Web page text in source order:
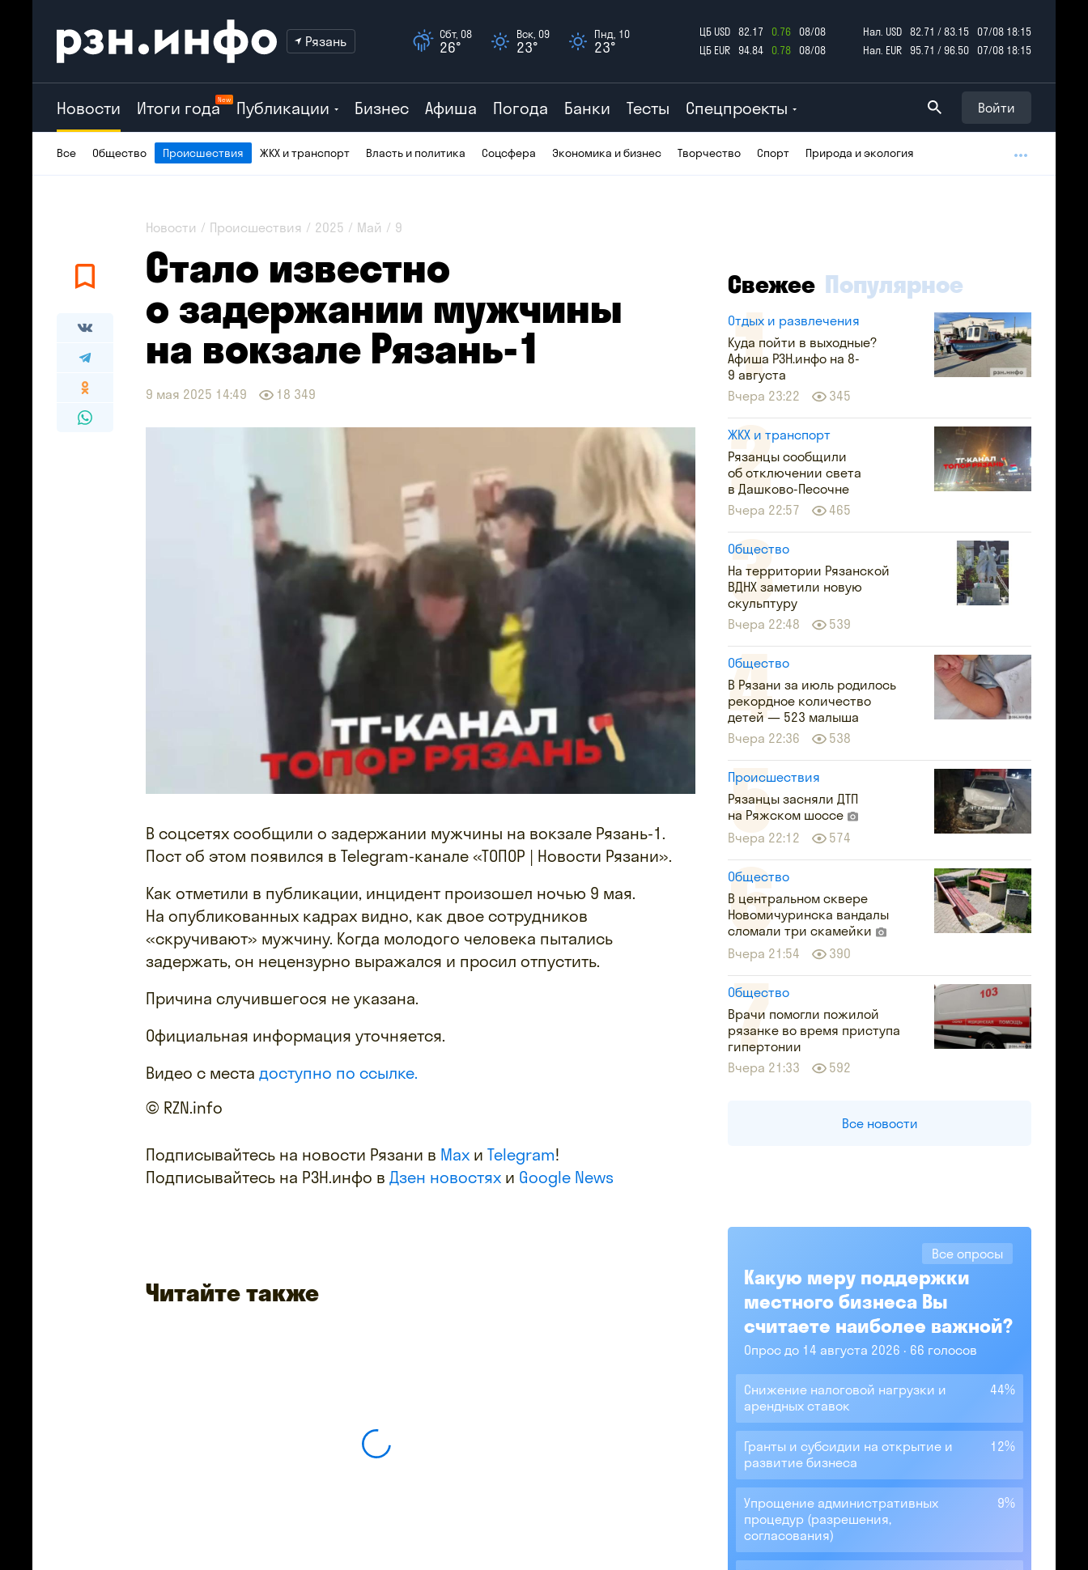
Рязань Сбт, 08
26°
Вск, 09
23°
Пнд, 10
23°
ЦБ USD 82.17 0.76
08/08
ЦБ EUR
94.84 0.78 08/08
Нал. USD 82.71 / 83.15
07/08 18:15
Нал. EUR
95.71 / 96.50 07/08 18:15
Новости Итоги годаNew Публикации Бизнес Афиша Погода Банки Тесты Спецпроекты Войти
Все Общество Происшествия ЖКХ и транспорт Власть и политика Соцсфера Экономика и бизнес Творчество Спорт Природа и экология
Новости Происшествия 2025 Май 9
Стало известно
о задержании мужчины
на вокзале Рязань-1
9 мая 2025 14:49 18 349
В соцсетях сообщили о задержании мужчины на вокзале Рязань-1.
Пост об этом появился в Telegram-канале «ТОПОР | Новости Рязани».
Как отметили в публикации, инцидент произошел ночью 9 мая.
На опубликованных кадрах видно, как двое сотрудников
«скручивают» мужчину. Когда молодого человека пытались
задержать, он нецензурно выражался и просил отпустить.
Причина случившегося не указана.
Официальная информация уточняется.
Видео с места доступно по ссылке.
© RZN.info
Подписывайтесь на новости Рязани в Max и Telegram!
Подписывайтесь на РЗН.инфо в Дзен новостях и Google News
Читайте также
Свежее Популярное
Отдых и развлечения
Куда пойти в выходные?
Афиша РЗН.инфо на 8-
9 августа
Вчера 23:22
345
ЖКХ и транспорт
Рязанцы сообщили
об отключении света
в Дашково-Песочне
Вчера 22:57
465
Общество
На территории Рязанской
ВДНХ заметили новую
скульптуру
Вчера 22:48
539
Общество
В Рязани за июль родилось
рекордное количество
детей — 523 малыша
Вчера 22:36
538
Происшествия
Рязанцы засняли ДТП
на Ряжском шоссе
Вчера 22:12
574
Общество
В центральном сквере
Новомичуринска вандалы
сломали три скамейки
Вчера 21:54
390
Общество
Врачи помогли пожилой
рязанке во время приступа
гипертонии
Вчера 21:33
592
Все новости
Все опросы
Какую меру поддержки
местного бизнеса Вы
считаете наиболее важной?
Опрос до 14 августа 2026 66 голосов
Снижение налоговой нагрузки и
арендных ставок
44%
Гранты и субсидии на открытие и
развитие бизнеса
12%
Упрощение административных
процедур (разрешения,
согласования)
9%